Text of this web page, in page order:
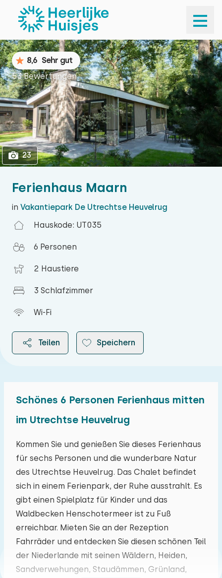
1
Ferienhaus Maarn
in Vakantiepark De Utrechtse Heuvelrug
Hauskode: UT035
6 Personen
2 Haustiere
3 Schlafzimmer
Wi-Fi
Teilen Speichern
8,6 Sehr gut
53 Bewertungen
23
Schönes 6 Personen Ferienhaus mitten
im Utrechtse Heuvelrug
Kommen Sie und genießen Sie dieses Ferienhaus
für sechs Personen und die wunderbare Natur
des Utrechtse Heuvelrug. Das Chalet befindet
sich in einem Ferienpark, der Ruhe ausstrahlt. Es
gibt einen Spielplatz für Kinder und das
Waldbecken Henschotermeer ist zu Fuß
erreichbar. Mieten Sie an der Rezeption
Fahrräder und entdecken Sie diesen schönen Teil
der Niederlande mit seinen Wäldern, Heiden,
Sandverwehungen, Staudämmen, Grünland,
August 2026
Mo Di Mi Do Fr Sa So
27 28 29 30 31 01 02
03 04 05 06 07 08
10 11 12 13 14 15 16
17 18 19 20 21 22